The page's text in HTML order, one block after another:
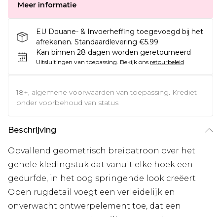
Meer informatie
EU Douane- & Invoerheffing toegevoegd bij het
afrekenen. Standaardlevering €5.99
Kan binnen 28 dagen worden geretourneerd
Uitsluitingen van toepassing. Bekijk ons retourbeleid
18+, algemene voorwaarden van toepassing. Krediet
onder voorbehoud van status
Beschrijving
Opvallend geometrisch breipatroon over het
gehele kledingstuk dat vanuit elke hoek een
gedurfde, in het oog springende look creëert
Open rugdetail voegt een verleidelijk en
onverwacht ontwerpelement toe, dat een